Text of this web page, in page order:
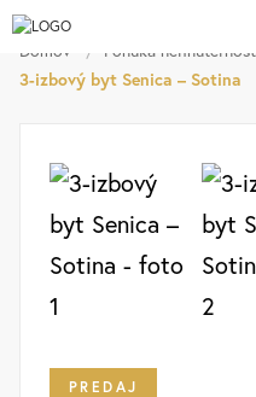
Domov / Ponuka
3-izbový byt Senica – Sotina
PREDAJ